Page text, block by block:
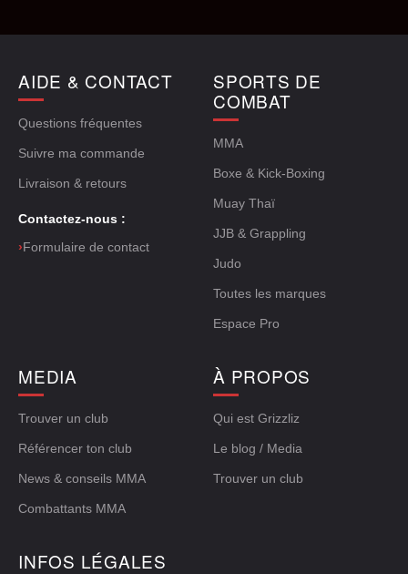
AIDE & CONTACT
Questions fréquentes
Suivre ma commande
Livraison & retours
Contactez-nous :
›Formulaire de contact
SPORTS DE
COMBAT
MMA
Boxe & Kick-Boxing
Muay Thaï
JJB & Grappling
Judo
Toutes les marques
Espace Pro
MEDIA
Trouver un club
Référencer ton club
News & conseils MMA
Combattants MMA
À PROPOS
Qui est Grizzliz
Le blog / Media
Trouver un club
INFOS LÉGALES